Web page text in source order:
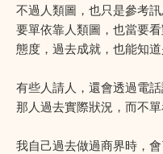
不過人類圖，也只是參考
要單依靠人類圖，也當要
態度，過去成就，也能知道
有些人請人，還會透過電
那人過去實際狀況，而不單
我自己過去做過商界時，